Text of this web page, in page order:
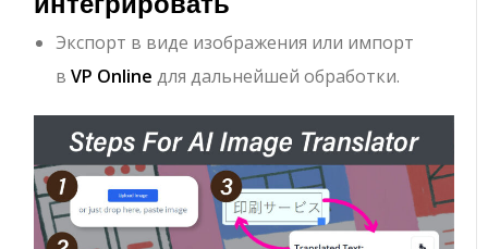
Экспорт в виде изображения или импорт
вVP Online для дальнейшей обработки.